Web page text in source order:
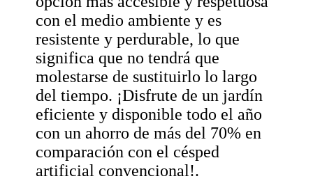
con el medio ambiente y es
resistente y perdurable, lo que
significa que no tendrá que
molestarse de sustituirlo lo largo
del tiempo. ¡Disfrute de un jardín
eficiente y disponible todo el año
con un ahorro de más del 70% en
comparación con el césped
artificial convencional!.